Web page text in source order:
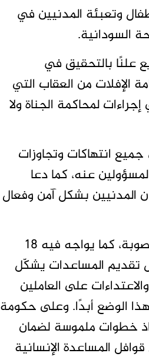
وتعبئة المدنيين في
السودانية.
علنًا بالتحقيق في
الإفلات من العقاب التي
لمحاكمة الجناة ولا
انتهاكات وتجاوزات
عنه، كما دعا
المدنيين بشكل آمن وفعال
فقال: “ينفد اليوم الغذاء من السودان، وهو من بين الأراضي الأكثر خصوبة، كما يواجه فيه 18
تقديم المساعدات يشكّل
على العاملين
هذا الوضع أبدًا. وعلى حكومة
خطوات ملموسة لضمان
المساعدة الإنسانية